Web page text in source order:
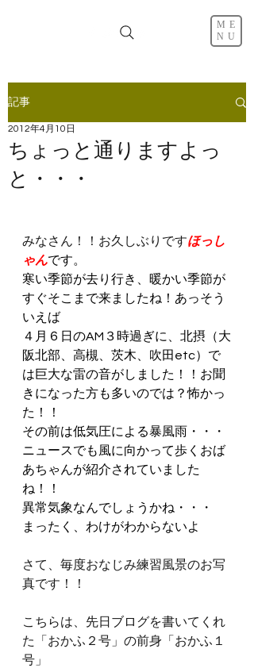
ME
NU
記事
ちょっと通りますよっ
と・・・
2012年4月10日
みなさん！！お久しぶりですほっし
ゃんです。
寒い季節が去り行き、暖かい季節が
すぐそこまで来ましたね！あっそう
いえば
４月６日のAM３時過ぎに、北摂（大
阪北部、高槻、茨木、吹田etc）で
は巨大な雷の音がしました！！お聞
きになった方も多いのでは？怖かっ
た！！
その前は低気圧による暴風雨・・・
ニュースでも風に向かって歩くおば
あちゃんが紹介されていました
ね！！
異常気象なんでしょうかね・・・
まったく、わけがわからないよ
さて、毎度おなじみ練習風景のお写
真です！！
こちらは、先日ブログを書いてくれ
た「おかふ２号」の前身「おかふ１
号」